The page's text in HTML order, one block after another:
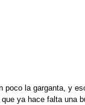
la garganta, y
ya hace falta una